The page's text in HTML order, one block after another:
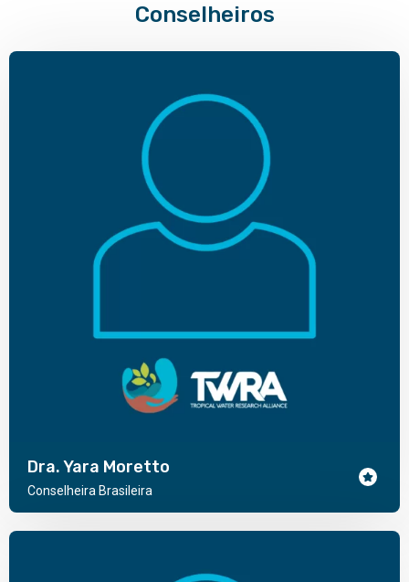
Conselheiros
Dra. Yara Moretto
Conselheira Brasileira